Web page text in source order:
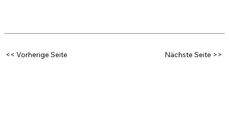
Nächste Seite >>
<< Vorherige Seite